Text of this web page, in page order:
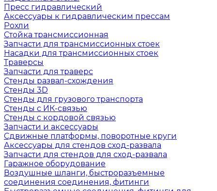
Пресс гидравлический
Аксессуары к гидравлическим прессам
Рохли
Стойка трансмиссионная
Запчасти для трансмиссионных стоек
Насадки для трансмиссионных стоек
Траверсы
Запчасти для траверс
Стенды развал-схождения
Стенды 3D
Стенды для грузового транспорта
Стенды с ИК-связью
Стенды с кордовой связью
Запчасти и аксессуары
Сдвижные платформы, поворотные круги
Аксессуары для стендов сход-развала
Запчасти для стендов для сход-развала
Гаражное оборудование
Воздушные шланги, быстроразъемные
соединения соединения, фитинги